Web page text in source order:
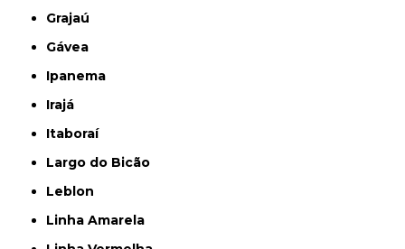
Grajaú
Gávea
Ipanema
Irajá
Itaboraí
Largo do Bicão
Leblon
Linha Amarela